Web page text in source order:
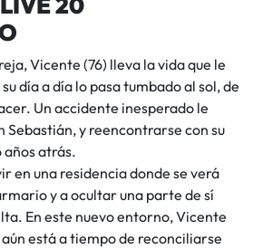
Vicente (76) lleva la vida que le
día a día lo pasa tumbado al sol, de
Un accidente inesperado le
Sebastián, y reencontrarse con su
años atrás.
en una residencia donde se verá
y a ocultar una parte de sí
En este nuevo entorno, Vicente
está a tiempo de reconciliarse